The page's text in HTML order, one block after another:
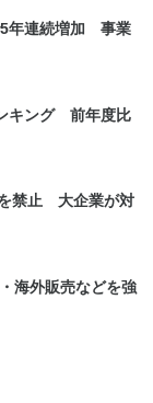
年連続増加 事業
キング 前年度比
禁止 大企業が対
海外販売などを強